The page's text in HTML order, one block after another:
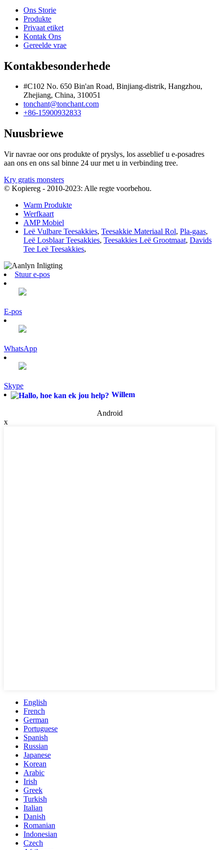
Ons Storie
Produkte
Privaat etiket
Kontak Ons
Gereelde vrae
Kontakbesonderhede
#C102 No. 650 Bin'an Road, Binjiang-distrik, Hangzhou,
Zhejiang, China, 310051
tonchant@tonchant.com
+86-15900932833
Nuusbriewe
Vir navrae oor ons produkte of pryslys, los asseblief u e-posadres
aan ons en ons sal binne 24 uur met u in verbinding tree.
Kry gratis monsters
© Kopiereg - 2010-2023: Alle regte voorbehou.
Warm Produkte
Werfkaart
AMP Mobiel
Leë Vulbare Teesakkies, Teesakkie Materiaal Rol, Pla-gaas,
Leë Losblaar Teesakkies, Teesakkies Leë Grootmaat, Davids
Tee Leë Teesakkies,
Stuur e-pos
E-pos
WhatsApp
Skype
Willem
Android
x
English
French
German
Portuguese
Spanish
Russian
Japanese
Korean
Arabic
Irish
Greek
Turkish
Italian
Danish
Romanian
Indonesian
Czech